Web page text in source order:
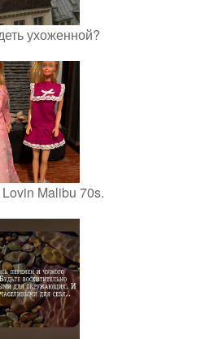
ухоженной?
Malibu 70s.